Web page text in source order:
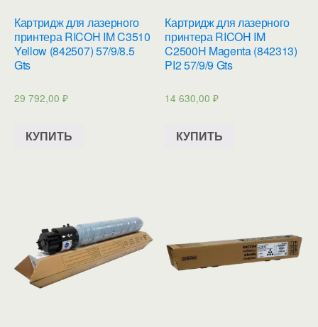
Картридж для лазерного
принтера RICOH IM C3510
Yellow (842507) 57/9/8.5
Gts
29 792,00 ₽
КУПИТЬ
Картридж для лазерного
принтера RICOH IM
C2500H Magenta (842313)
PI2 57/9/9 Gts
14 630,00₽
КУПИТЬ